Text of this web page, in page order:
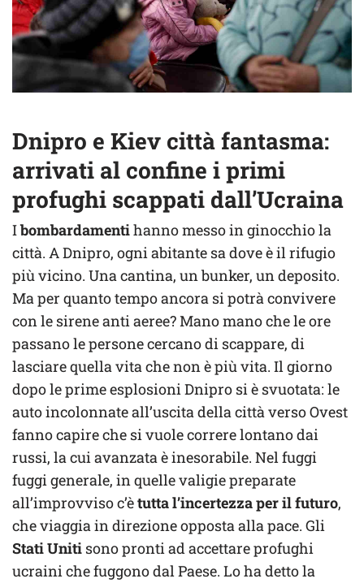
Dnipro e Kiev città fantasma:
arrivati al confine i primi
profughi scappati dall’Ucraina
Ibombardamentihanno messo in ginocchio la
città. A Dnipro, ogni abitante sa dove è il rifugio
più vicino. Una cantina, un bunker, un deposito.
Ma per quanto tempo ancora si potrà convivere
con le sirene anti aeree? Mano mano che le ore
passano le persone cercano di scappare, di
lasciare quella vita che non è più vita. Il giorno
dopo le prime esplosioni Dnipro si è svuotata: le
auto incolonnate all’uscita della città verso Ovest
fanno capire che si vuole correre lontano dai
russi, la cui avanzata è inesorabile. Nel fuggi
fuggi generale, in quelle valigie preparate
all’improvviso c’ètutta l’incertezza per il futuro,
che viaggia in direzione opposta alla pace. Gli
Stati Uniti sono pronti ad accettare profughi
ucraini che fuggono dal Paese. Lo ha detto la